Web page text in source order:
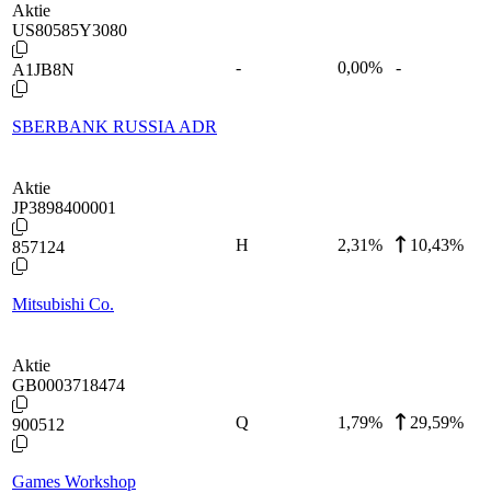
Aktie
US80585Y3080
A1JB8N
SBERBANK RUSSIA ADR
- 0,00% -
Aktie
JP3898400001
857124
Mitsubishi Co.
H 2,31% 10,43%
Aktie
GB0003718474
900512
Games Workshop
Q 1,79% 29,59%